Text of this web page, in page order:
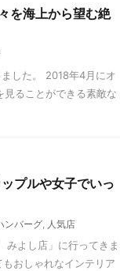
を海上から望む絶
した。 2018年4月にオ
ることができる素敵な
プルや女子でいっ
ンバーグ, 人気店
よし店」に行ってきま
おしゃれなインテリア